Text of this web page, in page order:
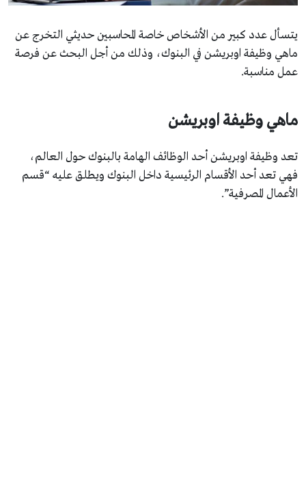
يتسأل عدد كبير من الأشخاص خاصة المحاسبين حديثي التخرج عن
ماهي وظيفة اوبريشن في البنوك، وذلك من أجل البحث عن فرصة
عمل مناسبة.
ماهي وظيفة اوبريشن
تعد وظيفة اوبريشن أحد الوظائف الهامة بالبنوك حول العالم،
فهي تعد أحد الأقسام الرئيسية داخل البنوك ويطلق عليه “قسم
الأعمال المصرفية”.